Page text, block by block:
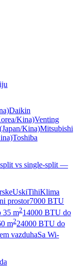
Daikin
Kina)Venting
(Japan/Kina)Mitsubishi
Toshiba
vs single-split —
UskiTihiKlima
prostor7000 BTU
35 m214000 BTU do
m224000 BTU do
vazduhaSa Wi-